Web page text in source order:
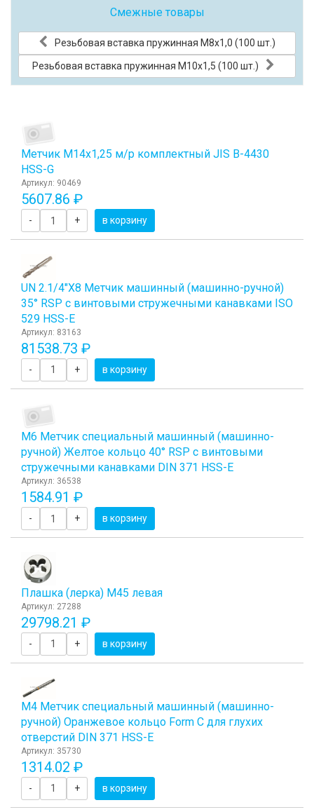
Смежные товары
Резьбовая вставка пружинная M8x1,0 (100 шт.)
Резьбовая вставка пружинная M10x1,5 (100 шт.)
Метчик М14x1,25 м/р комплектный JIS B-4430
HSS-G
Артикул: 90469
5607.86 ₽
- + в корзину
UN 2.1/4"Х8 Метчик машинный (машинно-ручной)
35° RSP с винтовыми стружечными канавками ISO
529 HSS-E
Артикул: 83163
81538.73 ₽
- + в корзину
М6 Метчик специальный машинный (машинно-
ручной) Желтое кольцо 40° RSP с винтовыми
стружечными канавками DIN 371 HSS-E
Артикул: 36538
1584.91 ₽
- + в корзину
Плашка (лерка) М45 левая
Артикул: 27288
29798.21 ₽
- + в корзину
М4 Метчик специальный машинный (машинно-
ручной) Оранжевое кольцо Form C для глухих
отверстий DIN 371 HSS-E
Артикул: 35730
1314.02 ₽
- + в корзину